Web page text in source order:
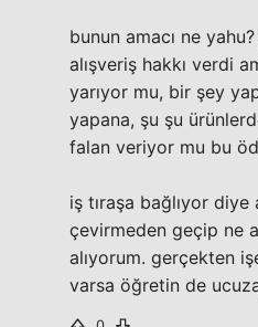
bunun amacı ne
alışveriş hakkı verdi
yarıyor mu, bir şey
yapana, şu şu
falan veriyor mu bu
iş tıraşa bağlıyor
çevirmeden geçip ne
alıyorum. gerçekten
varsa öğretin de